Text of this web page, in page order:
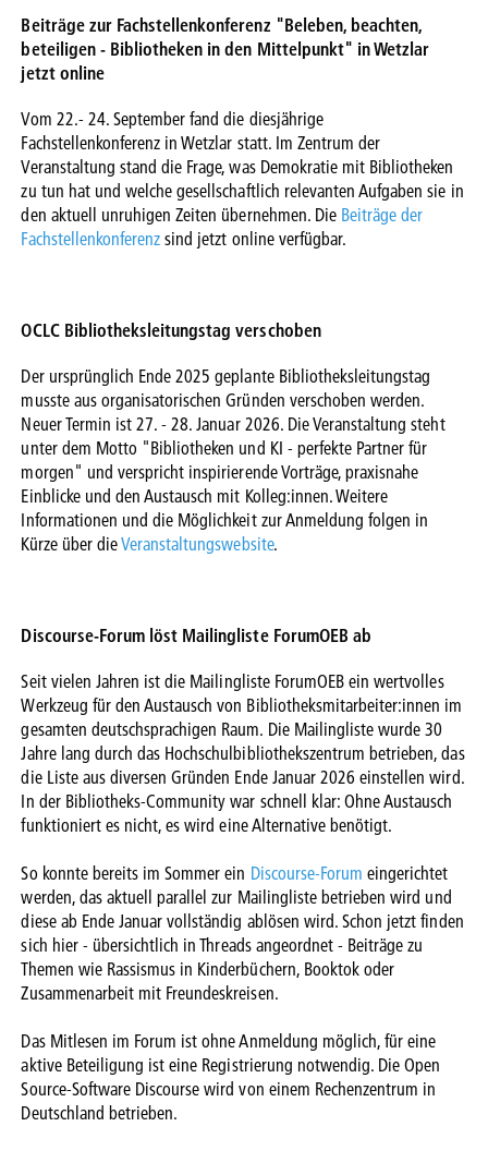
Beiträge zur Fachstellenkonferenz "Beleben, beachten,
beteiligen - Bibliotheken in den Mittelpunkt" in Wetzlar
jetzt online
Vom 22.- 24. September fand die diesjährige
Fachstellenkonferenz in Wetzlar statt. Im Zentrum der
Veranstaltung stand die Frage, was Demokratie mit Bibliotheken
zu tun hat und welche gesellschaftlich relevanten Aufgaben sie in
den aktuell unruhigen Zeiten übernehmen. Die Beiträge der
Fachstellenkonferenzsind jetzt online verfügbar.
OCLC Bibliotheksleitungstag verschoben
Der ursprünglich Ende 2025 geplante Bibliotheksleitungstag
musste aus organisatorischen Gründen verschoben werden.
Neuer Termin ist 27. - 28. Januar 2026. Die Veranstaltung steht
unter dem Motto "Bibliotheken und KI - perfekte Partner für
morgen" und verspricht inspirierende Vorträge, praxisnahe
Einblicke und den Austausch mit Kolleg:innen. Weitere
Informationen und die Möglichkeit zur Anmeldung folgen in
Kürze über dieVeranstaltungswebsite.
Discourse-Forum löst Mailingliste ForumOEB ab
Seit vielen Jahren ist die Mailingliste ForumOEB ein wertvolles
Werkzeug für den Austausch von Bibliotheksmitarbeiter:innen im
gesamten deutschsprachigen Raum. Die Mailingliste wurde 30
Jahre lang durch das Hochschulbibliothekszentrum betrieben, das
die Liste aus diversen Gründen Ende Januar 2026 einstellen wird.
In der Bibliotheks-Community war schnell klar: Ohne Austausch
funktioniert es nicht, es wird eine Alternative benötigt.
So konnte bereits im Sommer ein Discourse-Forum eingerichtet
werden, das aktuell parallel zur Mailingliste betrieben wird und
diese ab Ende Januar vollständig ablösen wird. Schon jetzt finden
sich hier - übersichtlich in Threads angeordnet - Beiträge zu
Themen wie Rassismus in Kinderbüchern, Booktok oder
Zusammenarbeit mit Freundeskreisen.
Das Mitlesen im Forum ist ohne Anmeldung möglich, für eine
aktive Beteiligung ist eine Registrierung notwendig. Die Open
Source-Software Discourse wird von einem Rechenzentrum in
Deutschland betrieben.